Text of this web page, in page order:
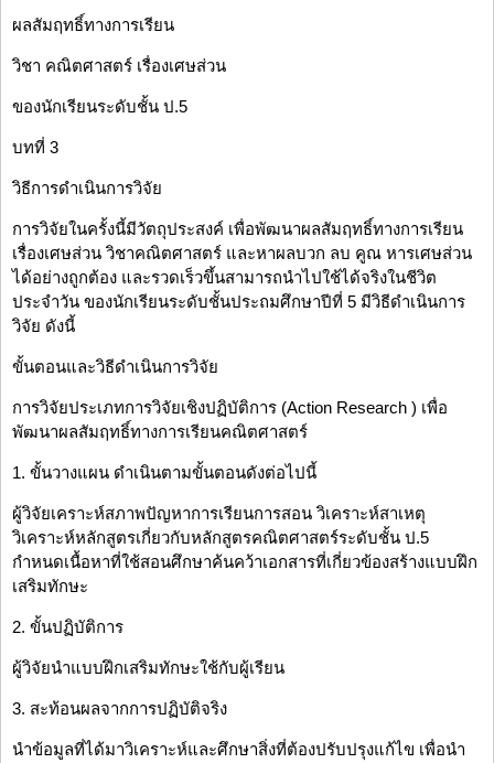
ผลสัมฤทธิ์ทางการเรียน
วิชา คณิตศาสตร์ เรื่องเศษส่วน
ของนักเรียนระดับชั้น ป.5
บทที่ 3
วิธีการดำเนินการวิจัย
การวิจัยในครั้งนี้มีวัตถุประสงค์ เพื่อพัฒนาผลสัมฤทธิ์ทางการเรียน
เรื่องเศษส่วน วิชาคณิตศาสตร์ และหาผลบวก ลบ คูณ หารเศษส่วน
ได้อย่างถูกต้อง และรวดเร็วขึ้นสามารถนำไปใช้ได้จริงในชีวิต
ประจำวัน ของนักเรียนระดับชั้นประถมศึกษาปีที่ 5 มีวิธีดำเนินการ
วิจัย ดังนี้
ขั้นตอนและวิธีดำเนินการวิจัย
การวิจัยประเภทการวิจัยเชิงปฏิบัติการ (Action Research ) เพื่อ
พัฒนาผลสัมฤทธิ์ทางการเรียนคณิตศาสตร์
1. ขั้นวางแผน ดำเนินตามขั้นตอนดังต่อไปนี้
ผู้วิจัยเคราะห์สภาพปัญหาการเรียนการสอน วิเคราะห์สาเหตุ
วิเคราะห์หลักสูตรเกี่ยวกับหลักสูตรคณิตศาสตร์ระดับชั้น ป.5
กำหนดเนื้อหาที่ใช้สอนศึกษาค้นคว้าเอกสารที่เกี่ยวข้องสร้างแบบฝึก
เสริมทักษะ
2. ขั้นปฏิบัติการ
ผู้วิจัยนำแบบฝึกเสริมทักษะใช้กับผู้เรียน
3. สะท้อนผลจากการปฏิบัติจริง
นำข้อมูลที่ได้มาวิเคราะห์และศึกษาสิ่งที่ต้องปรับปรุงแก้ไข เพื่อนำ